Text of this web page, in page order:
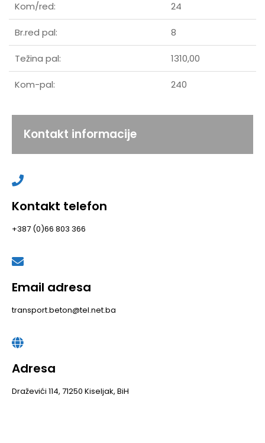
Kom/red: 24
Br.red pal: 8
Težina pal: 1310,00
Kom-pal: 240
Kontakt informacije
Kontakt telefon
+387 (0)66 803 366
Email adresa
transport.beton@tel.net.ba
Adresa
Draževići 114, 71250 Kiseljak, BiH